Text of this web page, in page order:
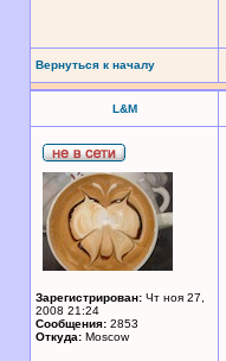
Вернуться к началу
L&M
Зарегистрирован: Чт ноя 27,
2008 21:24
Сообщения: 2853
Откуда: Moscow